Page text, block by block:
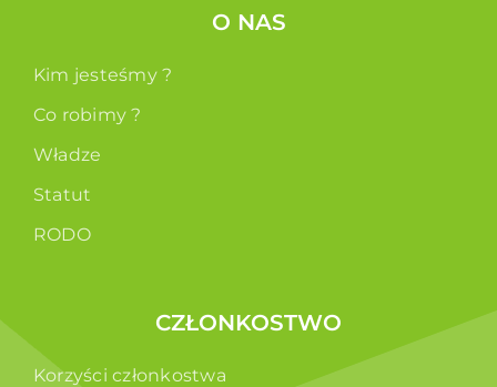
O NAS
Kim jesteśmy ?
Co robimy ?
Władze
Statut
RODO
CZŁONKOSTWO
Korzyści członkostwa